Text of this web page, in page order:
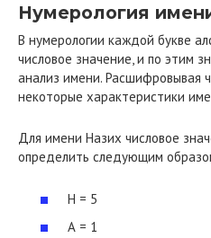
Нумерология
В нумерологии каждой букве
числовое значение, и по этим
анализ имени. Расшифровывая
некоторые характеристики
Для имени Назих числовое
определить следующим
Н = 5
А = 1